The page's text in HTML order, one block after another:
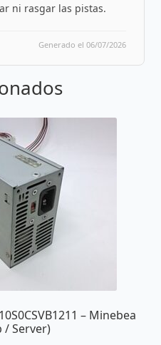
ni rasgar las pistas.
Generado el 06/07/2026
– Minebea
/ Server)